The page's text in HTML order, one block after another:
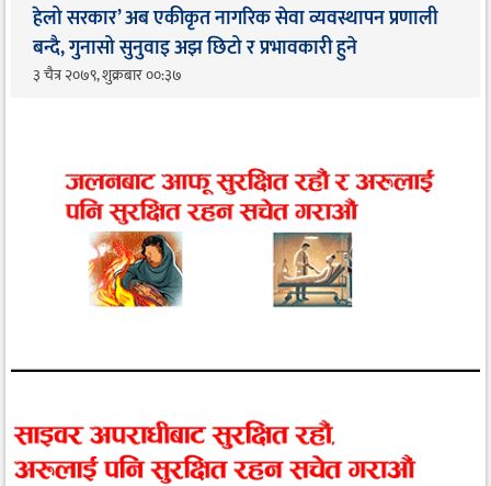
हेलो सरकार’ अब एकीकृत नागरिक सेवा व्यवस्थापन प्रणाली
बन्दै, गुनासो सुनुवाइ अझ छिटो र प्रभावकारी हुने
३ चैत्र २०७९, शुक्रबार ००:३७